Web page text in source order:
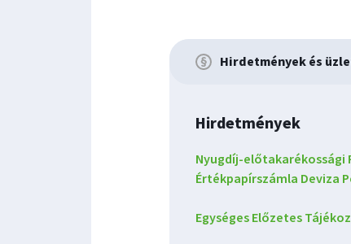
Hirdetmények és
Hirdetmények
Nyugdíj-előtakarékossági
Értékpapírszámla Deviza
Egységes Előzetes